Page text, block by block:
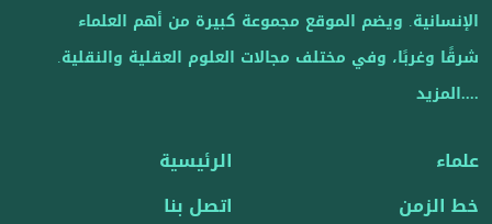
الإنسانية. ويضم الموقع مجموعة كبيرة من أهم العلماء
شرقًا وغربًا، وفي مختلف مجالات العلوم العقلية والنقلية.
....المزيد
علماء
خط الزمن
الرئيسية
اتصل بنا